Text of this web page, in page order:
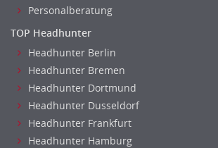
Gehaltsbuchhaltung, Lohnbuchhaltung
Rechnungswesen
Revision
Steuern
Personalberatung
TOP Headhunter
Headhunter Berlin
Headhunter Bremen
Headhunter Dortmund
Headhunter Dusseldorf
Headhunter Frankfurt
Headhunter Hamburg